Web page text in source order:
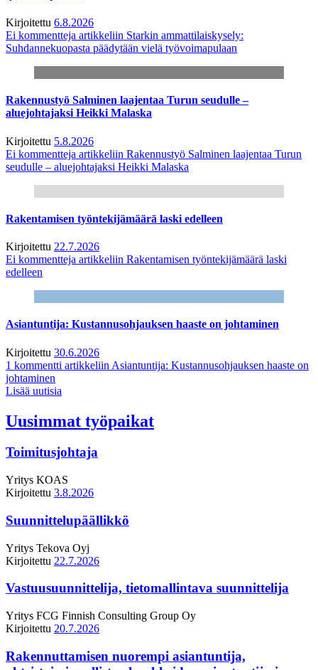
Kirjoitettu 6.8.2026
Ei kommentteja artikkeliin Starkin ammattilaiskysely:
Suhdannekuopasta päädytään vielä työvoimapulaan
Rakennustyö Salminen laajentaa Turun seudulle –
aluejohtajaksi Heikki Malaska
Kirjoitettu 5.8.2026
Ei kommentteja artikkeliin Rakennustyö Salminen laajentaa Turun
seudulle – aluejohtajaksi Heikki Malaska
Rakentamisen työntekijämäärä laski edelleen
Kirjoitettu 22.7.2026
Ei kommentteja artikkeliin Rakentamisen työntekijämäärä laski
edelleen
Asiantuntija: Kustannusohjauksen haaste on johtaminen
Kirjoitettu 30.6.2026
1 kommentti artikkeliin Asiantuntija: Kustannusohjauksen haaste on
johtaminen
Lisää uutisia
Uusimmat työpaikat
Toimitusjohtaja
Yritys KOAS
Kirjoitettu 3.8.2026
Suunnittelupäällikkö
Yritys Tekova Oyj
Kirjoitettu 22.7.2026
Vastuusuunnittelija, tietomallintava suunnittelija
Yritys FCG Finnish Consulting Group Oy
Kirjoitettu 20.7.2026
Rakennuttamisen nuorempi asiantuntija,